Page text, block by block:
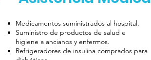
Medicamentos suministrados al hospital.
Suministro de productos de salud e
higiene a ancianos y enfermos.
Refrigeradores de insulina comprados para